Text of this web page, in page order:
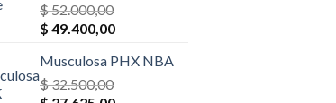
$52.000,00
El
original
era:
$ 49.400,00El
actual
Musculosa PHX NBA
$32.500,00